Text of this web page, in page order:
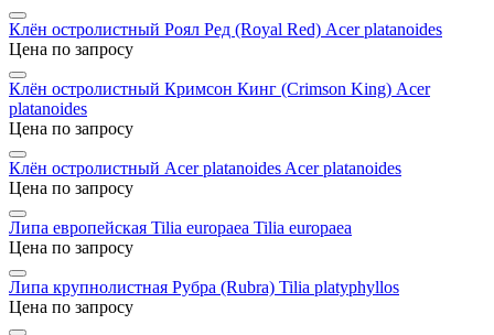
Клён остролистный Роял Ред (Royal Red) Acer platanoides
Цена по запросу
Клён остролистный Кримсон Кинг (Crimson King) Acer
platanoides
Цена по запросу
Клён остролистный Acer platanoides Acer platanoides
Цена по запросу
Липа европейская Tilia europaea Tilia europaea
Цена по запросу
Липа крупнолистная Рубра (Rubra) Tilia platyphyllos
Цена по запросу